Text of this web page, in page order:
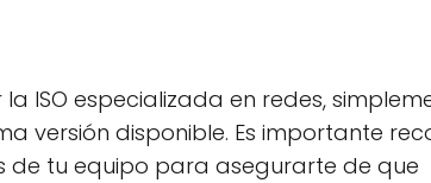
ISO especializada en redes,
versión disponible. Es importante
de tu equipo para asegurarte de que